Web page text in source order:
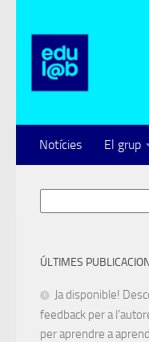
Notícies El grup
ÚLTIMES
Ja disponible!
feedback per a
per aprendre a